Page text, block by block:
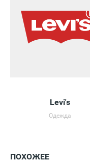
Levi's
Одежда
ПОХОЖЕЕ